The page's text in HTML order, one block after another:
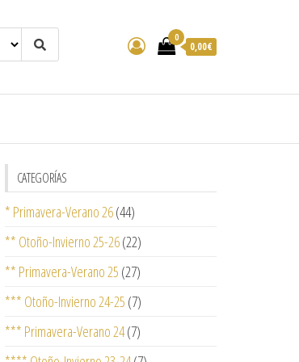
0
0,00€
CATEGORÍAS
* Primavera-Verano 26(44)
** Otoño-Invierno 25-26(22)
** Primavera-Verano 25 (27)
*** Otoño-Invierno 24-25 (7)
*** Primavera-Verano 24(7)